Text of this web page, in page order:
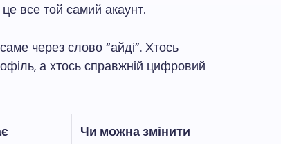
все той самий акаунт.
через слово “айді”. Хтось
а хтось справжній цифровий
Чи можна змінити